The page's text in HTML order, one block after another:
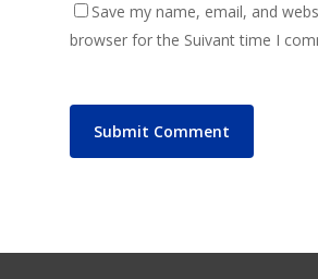
Save my name, email, and
browser for the Suivant time I